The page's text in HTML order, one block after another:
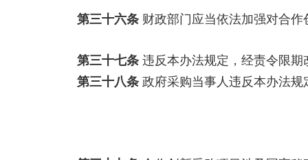
第三十六条 财政部门应当依法加强对合
第三十七条 违反本办法规定，经责令限
第三十八条 政府采购当事人违反本办法